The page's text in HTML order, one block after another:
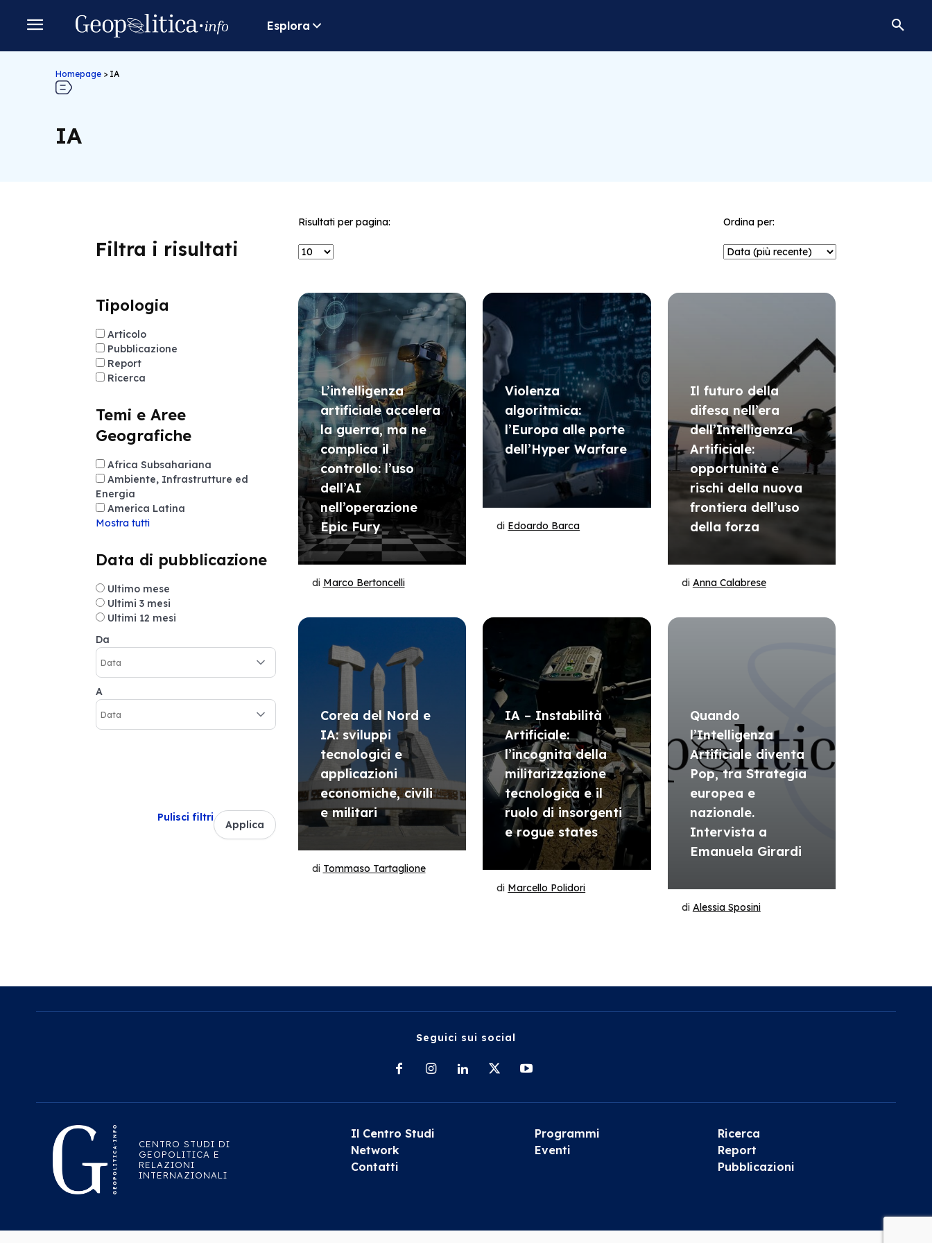
Esplora
Homepage > IA
IA
Filtra i risultati
Tipologia
Articolo
Pubblicazione
Report
Ricerca
Temi e Aree
Geografiche
Africa Subsahariana
Ambiente, Infrastrutture ed
Energia
America Latina
Mostra tutti
Data di pubblicazione
Ultimo mese
Ultimi 3 mesi
Ultimi 12 mesi
Da
A
Pulisci filtri
Applica
Risultati per pagina: Ordina per:
L’intelligenza
artificiale accelera
la guerra, ma ne
complica il
controllo: l’uso
dell’AI
nell’operazione
Epic Fury
di Marco Bertoncelli
Violenza
algoritmica:
l’Europa alle porte
dell’Hyper Warfare
di Edoardo Barca
Il futuro della
difesa nell’era
dell’Intelligenza
Artificiale:
opportunità e
rischi della nuova
frontiera dell’uso
della forza
di Anna Calabrese
Corea del Nord e
IA: sviluppi
tecnologici e
applicazioni
economiche, civili
e militari
di Tommaso Tartaglione
IA – Instabilità
Artificiale:
l’incognita della
militarizzazione
tecnologica e il
ruolo di insorgenti
e rogue states
di Marcello Polidori
Quando
l’Intelligenza
Artificiale diventa
Pop, tra Strategia
europea e
nazionale.
Intervista a
Emanuela Girardi
di Alessia Sposini
Seguici sui social
CENTRO STUDI DI
GEOPOLITICA E
RELAZIONI
INTERNAZIONALI
Il Centro Studi
Network
Contatti
Programmi
Eventi
Ricerca
Report
Pubblicazioni